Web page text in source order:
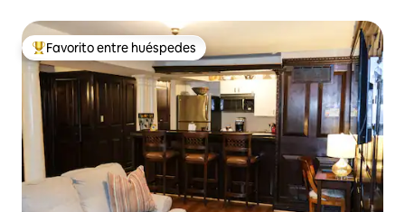
De los mejores en Favorito entre huéspedes
Favorito entre huéspedes